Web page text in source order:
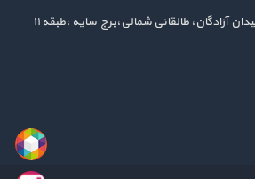
کرج ،میدان آزادگان، طالقانی شمالی،برج سایه ،طبقه ۱۱